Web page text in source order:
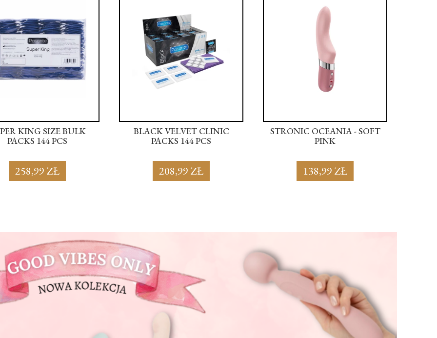
KING SIZE BULK
PACKS 144 PCS
258,99 ZŁ
BLACK VELVET CLINIC
PACKS 144 PCS
208,99 ZŁ
STRONIC OCEANIA - SOFT
PINK
138,99 ZŁ